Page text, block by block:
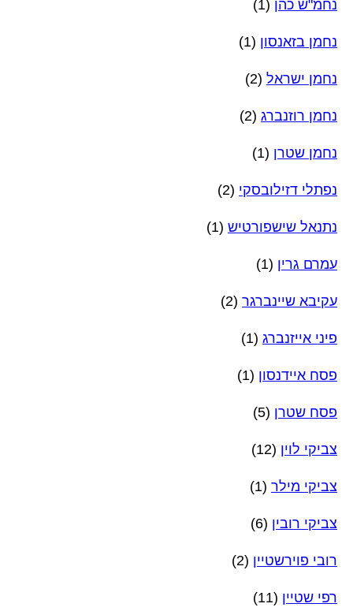
נחמ"ש כהן (1)
נחמן בזאנסון (1)
נחמן ישראל (2)
נחמן רוזנברג (2)
נחמן שטרן (1)
נפתלי דזילובסקי (2)
נתנאל שישפורטיש (1)
עמרם גרין (1)
עקיבא שיינברגר (2)
פיני אייזנברג (1)
פסח איידנסון (1)
פסח שטרן (5)
צביקי לוין (12)
צביקי מילר (1)
צביקי רובין (6)
רובי פוירשטיין (2)
רפי שטיין (11)